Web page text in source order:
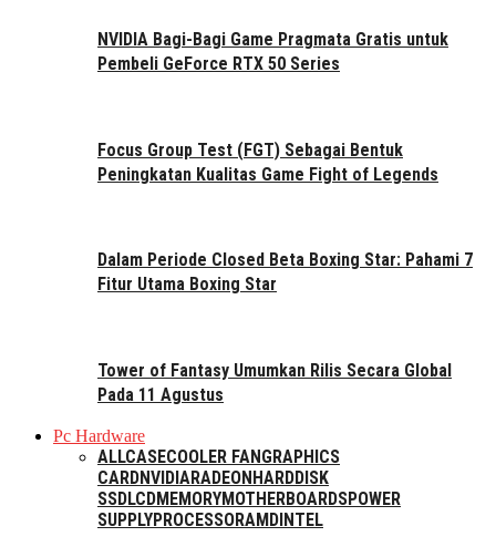
NVIDIA Bagi-Bagi Game Pragmata Gratis untuk
Pembeli GeForce RTX 50 Series
Focus Group Test (FGT) Sebagai Bentuk
Peningkatan Kualitas Game Fight of Legends
Dalam Periode Closed Beta Boxing Star: Pahami 7
Fitur Utama Boxing Star
Tower of Fantasy Umumkan Rilis Secara Global
Pada 11 Agustus
Pc Hardware
ALLCASECOOLER FAN GRAPHICS
CARDNVIDIARADEON HARDDISK
SSDLCDMEMORYMOTHERBOARDSPOWER
SUPPLYPROCESSORAMD INTEL